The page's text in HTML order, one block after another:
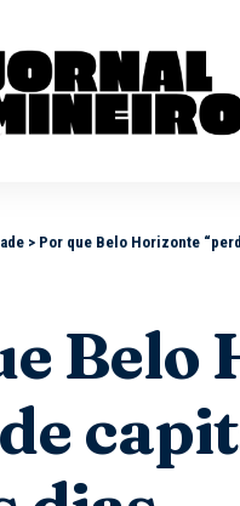
> Por que Belo Horizonte
Belo